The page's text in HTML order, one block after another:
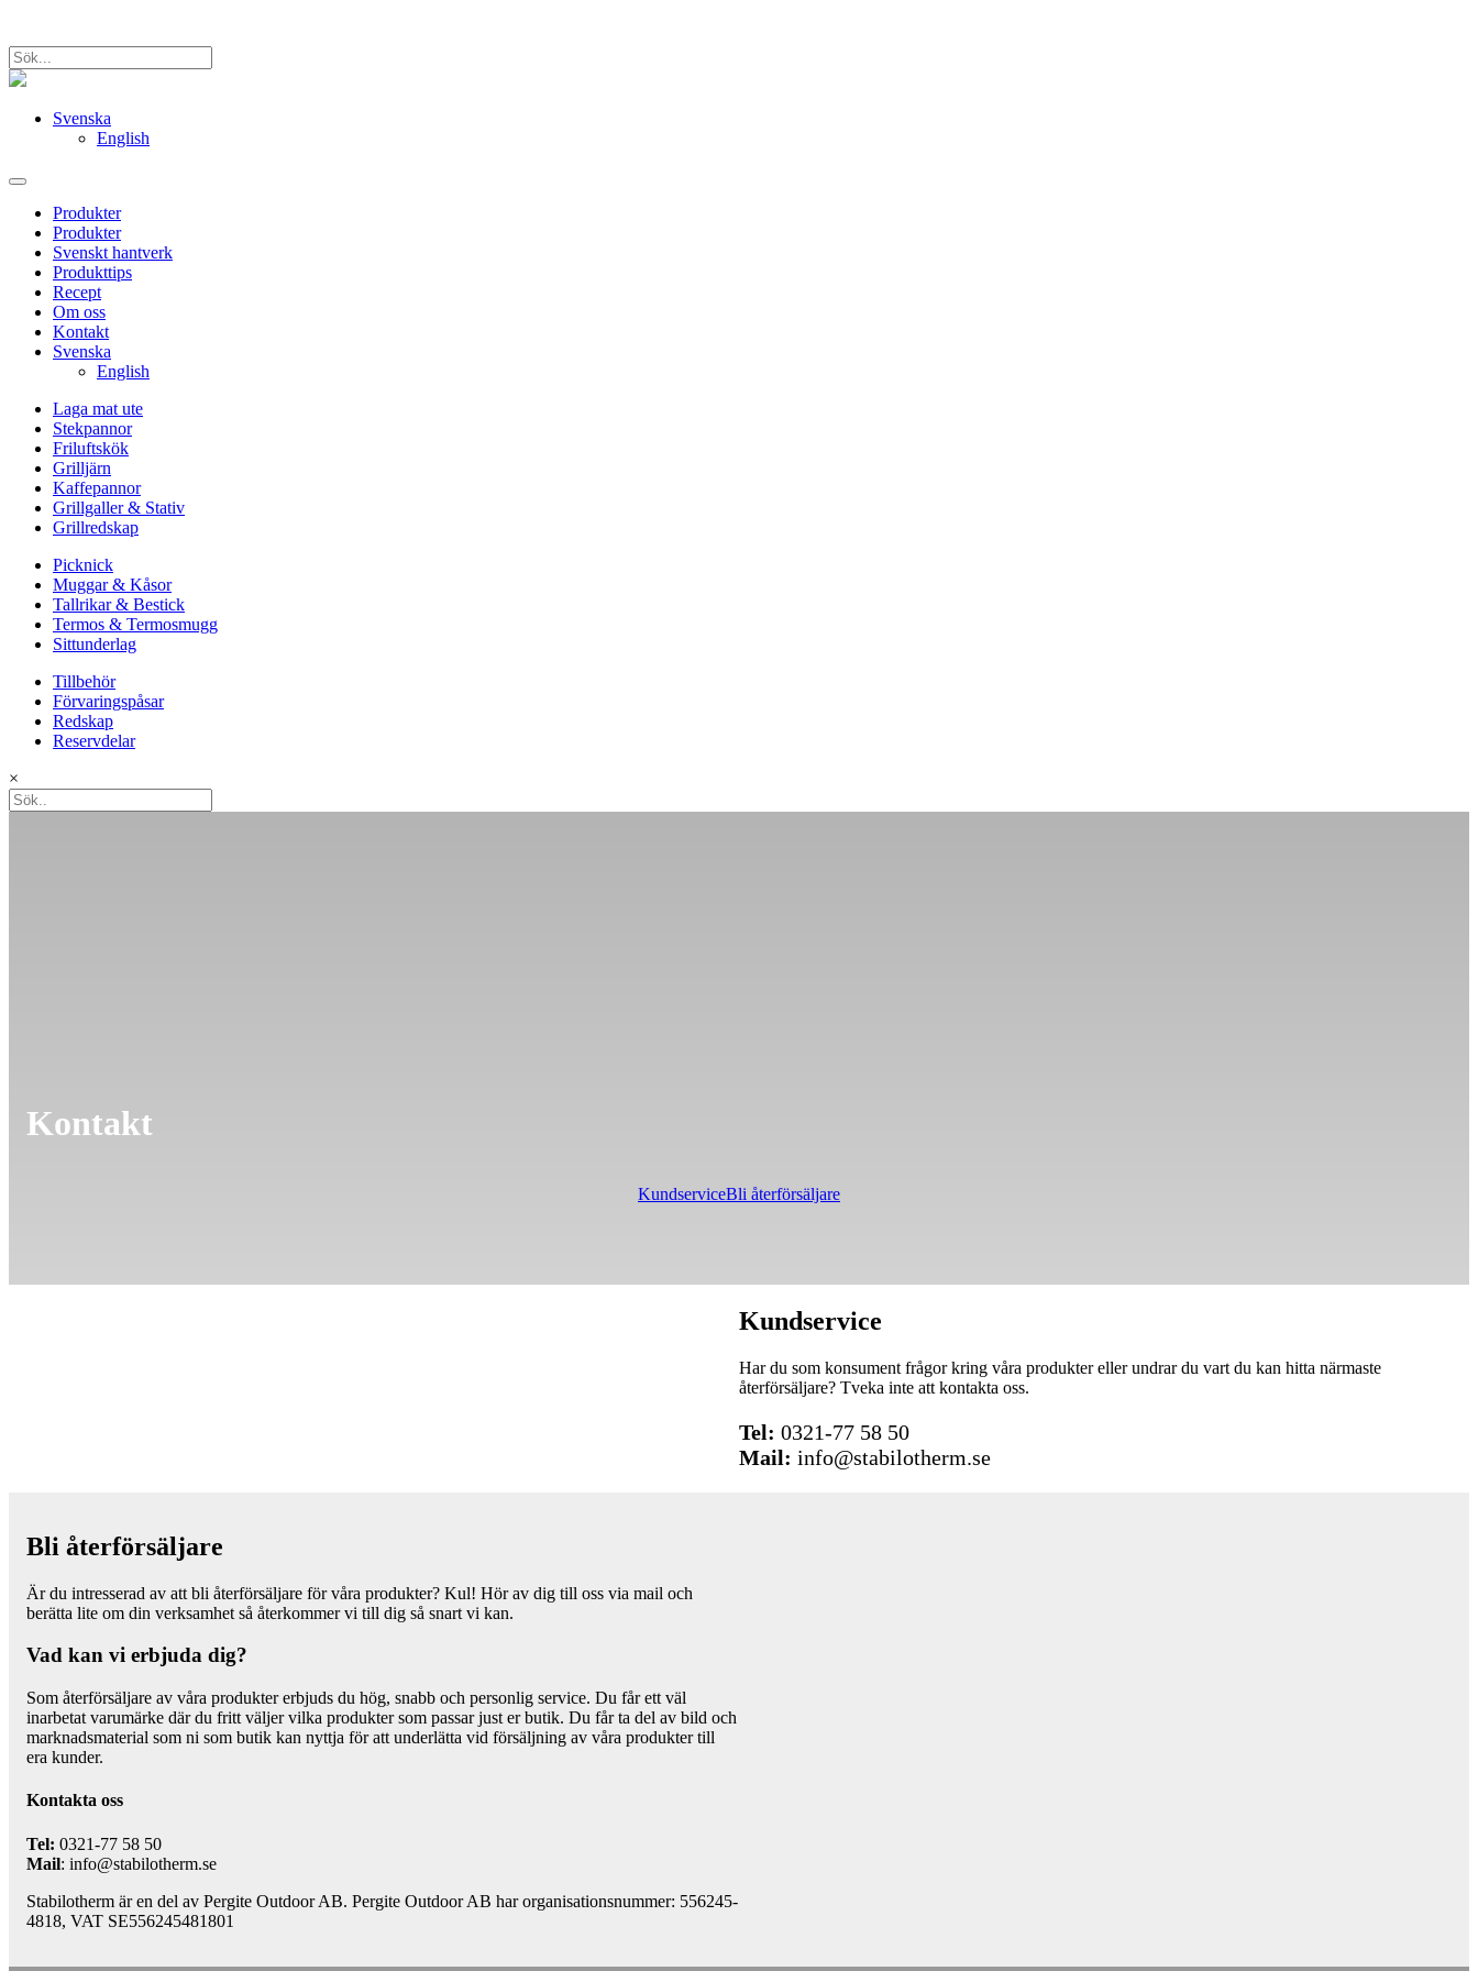
Svenska
English
Produkter
Produkter
Svenskt hantverk
Produkttips
Recept
Om oss
Kontakt
Svenska
English
Laga mat ute
Stekpannor
Friluftskök
Grilljärn
Kaffepannor
Grillgaller & Stativ
Grillredskap
Picknick
Muggar & Kåsor
Tallrikar & Bestick
Termos & Termosmugg
Sittunderlag
Tillbehör
Förvaringspåsar
Redskap
Reservdelar
×
Kontakt
KundserviceBli återförsäljare
Kundservice
Har du som konsument frågor kring våra produkter eller undrar du vart du kan hitta närmaste
återförsäljare? Tveka inte att kontakta oss.
Tel: 0321-77 58 50
Mail: info@stabilotherm.se
Bli återförsäljare
Är du intresserad av att bli återförsäljare för våra produkter? Kul! Hör av dig till oss via mail och
berätta lite om din verksamhet så återkommer vi till dig så snart vi kan.
Vad kan vi erbjuda dig?
Som återförsäljare av våra produkter erbjuds du hög, snabb och personlig service. Du får ett väl
inarbetat varumärke där du fritt väljer vilka produkter som passar just er butik. Du får ta del av bild och
marknadsmaterial som ni som butik kan nyttja för att underlätta vid försäljning av våra produkter till
era kunder.
Kontakta oss
Tel: 0321-77 58 50
Mail: info@stabilotherm.se
Stabilotherm är en del av Pergite Outdoor AB. Pergite Outdoor AB har organisationsnummer: 556245-
4818, VAT SE556245481801